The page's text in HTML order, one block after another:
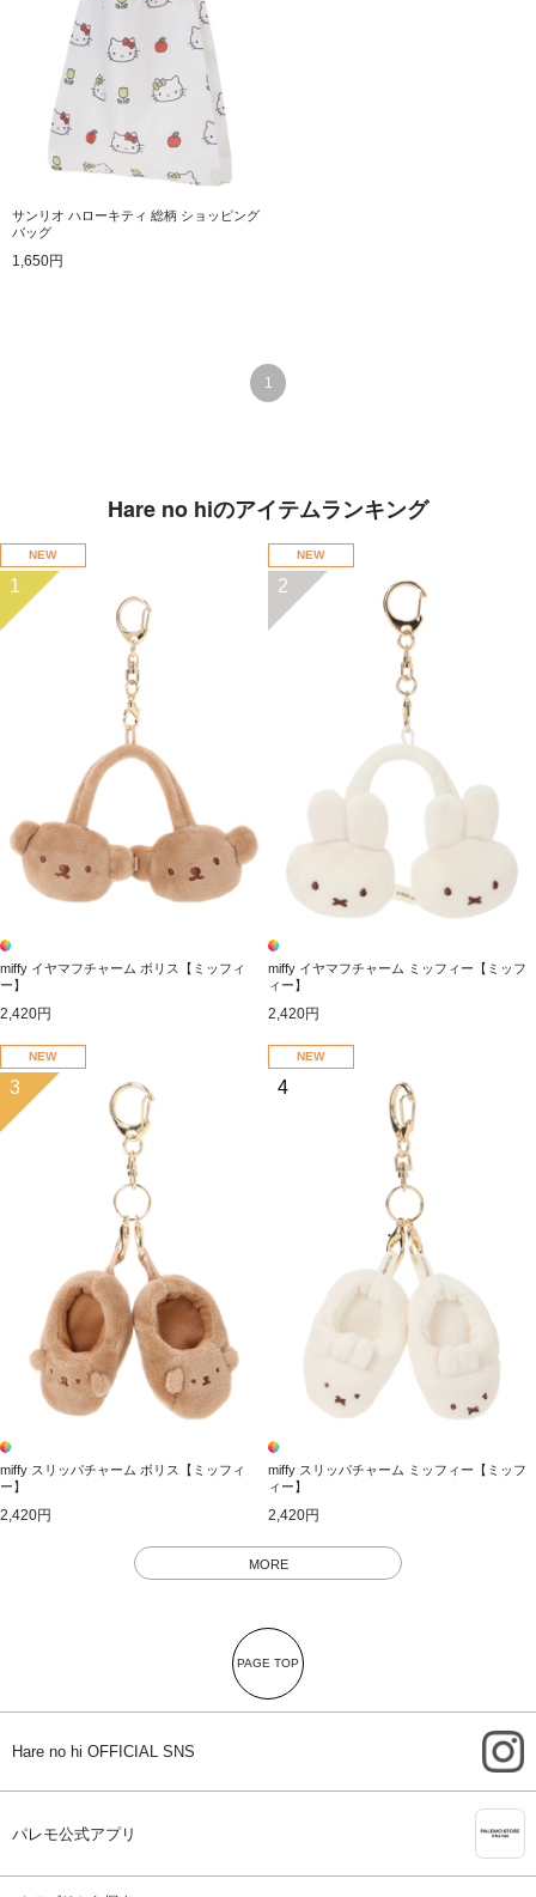
サンリオ ハローキティ 総柄 ショッピング
バッグ
1,650円
1
Hare no hiのアイテムランキング
NEW
1
miffy イヤマフチャーム ボリス【ミッフィ
ー】
2,420円
NEW
2
miffy イヤマフチャーム ミッフィー【ミッフ
ィー】
2,420円
NEW
3
miffy スリッパチャーム ボリス【ミッフィ
ー】
2,420円
NEW
4
miffy スリッパチャーム ミッフィー【ミッフ
ィー】
2,420円
MORE
PAGE TOP
Hare no hi OFFICIAL SNS
パレモ公式アプリ